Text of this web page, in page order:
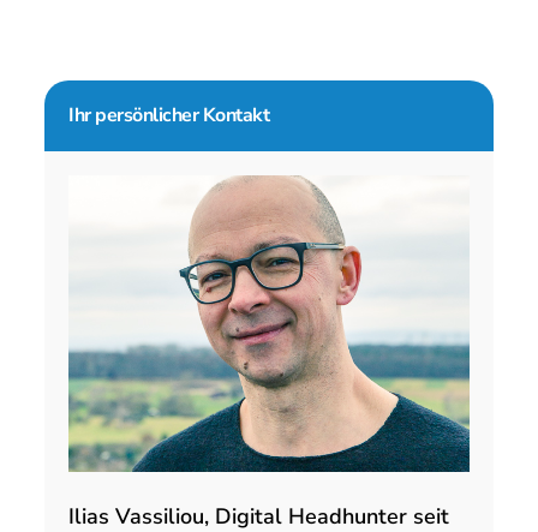
Seitenspalte
Ihr persönlicher Kontakt
Ilias Vassiliou, Digital Headhunter seit